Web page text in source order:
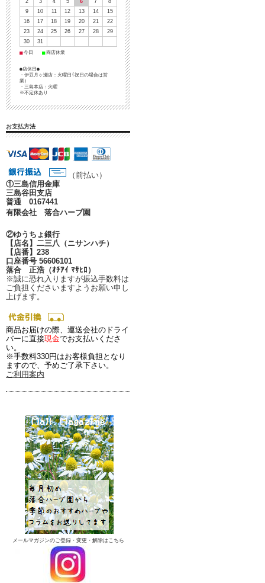
2 3 4 5 6 7
8
9
10 11 12 13 14
15
16
17 18 19 20 21
22
23
24 25 26 27 28
29
30
31
■ 今日 ■ 両店休業
●店休日●
・伊豆月ヶ瀬店：火曜日(祝日の場合は営
業）
・三島本店：火曜
※不定休あり
お支払方法
（前払い）
①三島信用金庫
三島谷田支店
普通 0167441
有限会社 落合ハーブ園
②ゆうちょ銀行
【店名】二三八（ニサンハチ）
【店番】238
口座番号 56606101
落合 正浩（ｵﾁｱｲ ﾏｻﾋﾛ）
※誠に恐れ入りますが振込手数料は
ご負担くださいますようお願い申し
上げます。
商品お届けの際、運送会社のドライ
バーに直接現金でお支払いくださ
い。
※手数料330円はお客様負担となり
ますので、予めご了承下さい。
ご利用案内
メールマガジンのご登録・変更・解除はこちら